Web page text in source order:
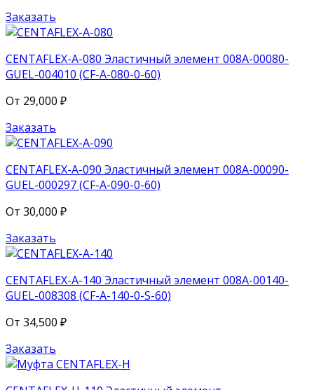
Заказать
CENTAFLEX-A-080 Эластичный элемент 008A-00080-
GUEL-004010 (CF-A-080-0-60)
От 29,000 ₽
Заказать
CENTAFLEX-A-090 Эластичный элемент 008A-00090-
GUEL-000297 (CF-A-090-0-60)
От 30,000 ₽
Заказать
CENTAFLEX-A-140 Эластичный элемент 008A-00140-
GUEL-008308 (CF-A-140-0-S-60)
От 34,500 ₽
Заказать